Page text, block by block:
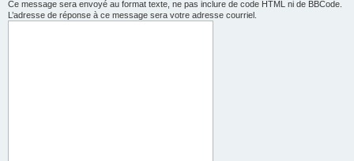
Ce message sera envoyé au format texte, ne pas inclure de code HTML ni de BBCode.
L’adresse de réponse à ce message sera votre adresse courriel.